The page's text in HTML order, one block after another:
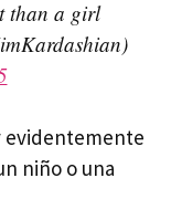
than a girl
evidentemente
niño o una